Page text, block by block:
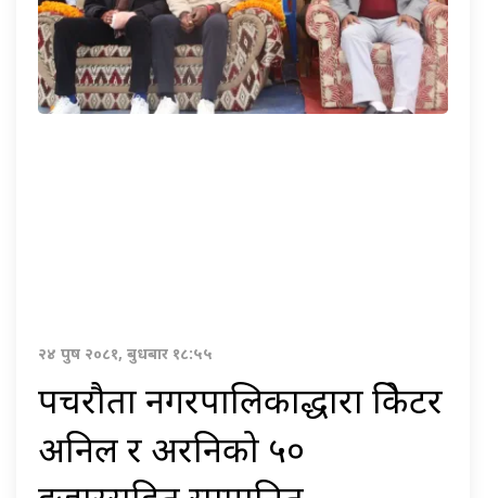
२४ पुष २०८१, बुधबार १८:५५
पचरौता नगरपालिकाद्धारा क्रिकेटर
अनिल र अरनिको ५०